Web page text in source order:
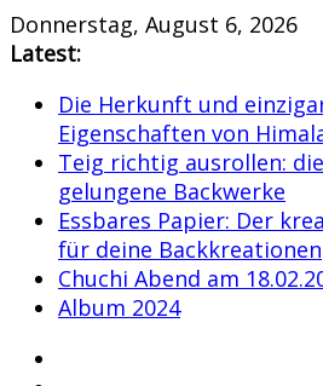
Skip
to
Donnerstag, August 6, 2026
Latest:
Die Herkunft und
Eigenschaften von
Teig richtig ausrollen:
gelungene Backwerke
Essbares Papier: Der
für deine Backkreationen
Chuchi Abend am
Album 2024